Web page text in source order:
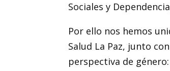
Sociales y
Por ello nos hemos
Salud La Paz, junto
perspectiva de